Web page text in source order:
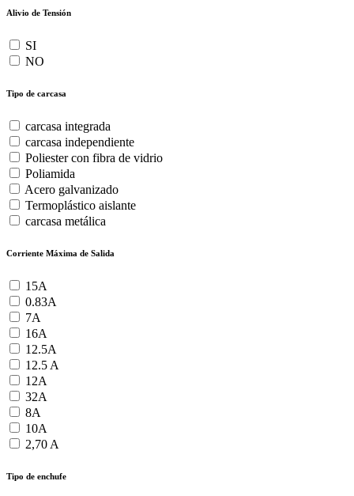
Alivio de Tensión
SI
NO
Tipo de carcasa
carcasa integrada
carcasa independiente
Poliester con fibra de vidrio
Poliamida
Acero galvanizado
Termoplástico aislante
carcasa metálica
Corriente Máxima de Salida
15A
0.83A
7A
16A
12.5A
12.5 A
12A
32A
8A
10A
2,70 A
Tipo de enchufe